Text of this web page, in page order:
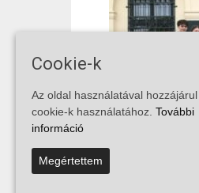
Cookie-k
Az oldal használatával hozzájárul
cookie-k használatához. További
információ
Megértettem